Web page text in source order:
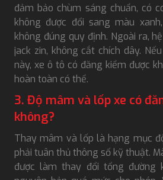
đảm bảo chùm sáng chuẩn, có
không được đổi sang màu
không đúng quy định. Ngoài ra,
jack zin, không cắt chích dây.
này, xe ô tô có đăng kiểm được
hoàn toàn có thể.
3. Độ mâm và lốp xe có
không?
Thay mâm và lốp là hạng mục
phải tuân thủ thông số kỹ thuật.
được làm thay đổi tổng đường